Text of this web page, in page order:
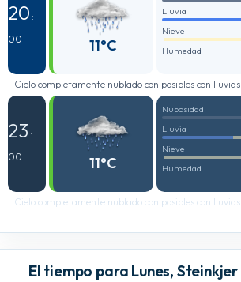
20 :
00
11°C
Lluvia
Nieve
Humedad
Cielo completamente nublado con posibles con lluvias
23 :
00
11°C
Nubosidad
Lluvia
Nieve
Humedad
Cielo completamente nublado con posibles con lluvias
El tiempo para Lunes, Steinkjer